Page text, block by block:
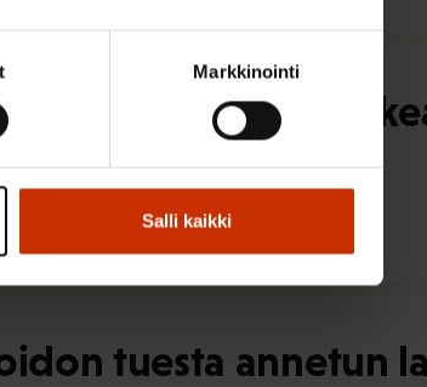
Markkinointi
Salli kaikki
ei huomioi
tuesta annetun